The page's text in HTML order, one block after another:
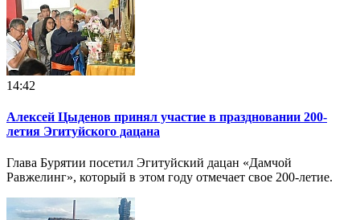
14:42
Алексей Цыденов принял участие в праздновании 200-
летия Эгитуйского дацана
Глава Бурятии посетил Эгитуйский дацан «Дамчой
Равжелинг», который в этом году отмечает свое 200-летие.